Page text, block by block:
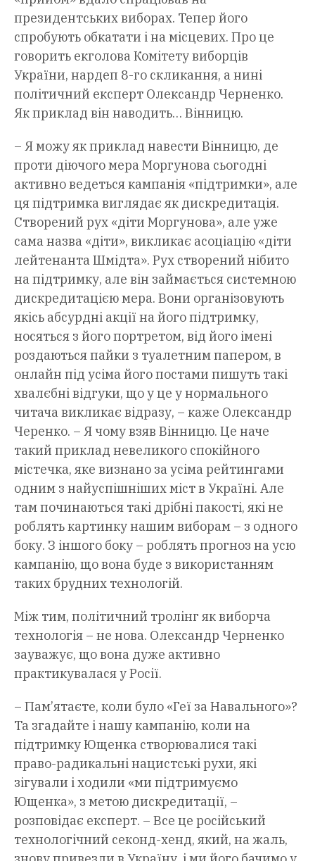
президентських виборах. Тепер його
спробують обкатати і на місцевих. Про це
говорить екголова Комітету виборців
України, нардеп 8-го скликання, а нині
політичний експерт Олександр Черненко.
Як приклад він наводить… Вінницю.
– Я можу як приклад навести Вінницю, де
проти діючого мера Моргунова сьогодні
активно ведеться кампанія «підтримки», але
ця підтримка виглядає як дискредитація.
Створений рух «діти Моргунова», але уже
сама назва «діти», викликає асоціацію «діти
лейтенанта Шмідта». Рух створений нібито
на підтримку, але він займається системною
дискредитацією мера. Вони організовують
якісь абсурдні акції на його підтримку,
носяться з його портретом, від його імені
роздаються пайки з туалетним папером, в
онлайн під усіма його постами пишуть такі
хвалєбні відгуки, що у це у нормального
читача викликає відразу, – каже Олександр
Черенко. – Я чому взяв Вінницю. Це наче
такий приклад невеликого спокійного
містечка, яке визнано за усіма рейтингами
одним з найуспішніших міст в Україні. Але
там починаються такі дрібні пакості, які не
роблять картинку нашим виборам – з одного
боку. З іншого боку – роблять прогноз на усю
кампанію, що вона буде з використанням
таких брудних технологій.
Між тим, політичний тролінг як виборча
технологія – не нова. Олександр Черненко
зауважує, що вона дуже активно
практикувалася у Росії.
– Пам’ятаєте, коли було «Геї за Навального»?
Та згадайте і нашу кампанію, коли на
підтримку Ющенка створювалися такі
право-радикальні нацистські рухи, які
зігували і ходили «ми підтримуємо
Ющенка», з метою дискредитації, –
розповідає експерт. – Все це російський
технологічний секонд-хенд, який, на жаль,